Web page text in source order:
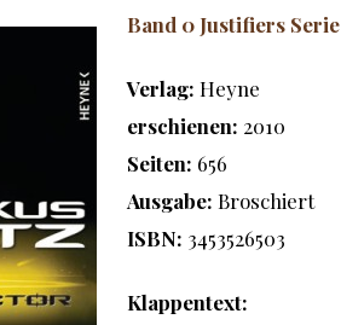
Band 0 Justifiers Serie
Verlag: Heyne
erschienen: 2010
Seiten: 656
Ausgabe:Broschiert
ISBN: 3453526503
Klappentext: